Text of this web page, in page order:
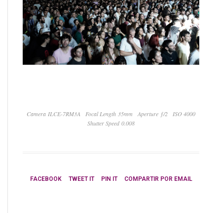
Camera ILCE-7RM3A Focal Length 35mm Aperture ƒ/2
ISO 4000
Shutter Speed 0.008
FACEBOOK TWEET IT PIN IT COMPARTIR POR EMAIL